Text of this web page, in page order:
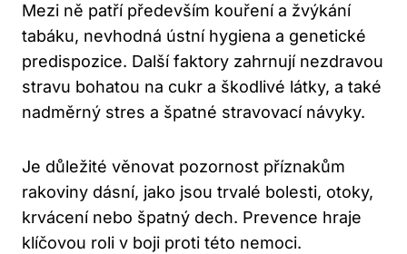
Mezi ně patří především kouření a žvýkání
tabáku, nevhodná ústní hygiena a genetické
predispozice. Další faktory zahrnují nezdravou
stravu bohatou na cukr a škodlivé látky, a také
nadměrný stres a špatné stravovací návyky.
Je důležité věnovat pozornost příznakům
rakoviny dásní, jako jsou trvalé bolesti, otoky,
krvácení nebo špatný dech. Prevence hraje
klíčovou roli v boji proti této nemoci.